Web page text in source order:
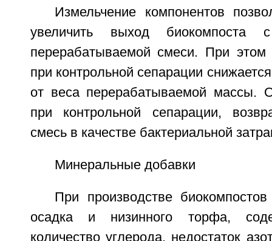
Измельчение компонентов
увеличить выход
перерабатываемой смеси. При этом
при контрольной сепарации
от веса перерабатываемой массы.
при контрольной сепарации,
смесь в качестве бактериальной
Минеральные добавки
При производстве
осадка и низинного торфа,
количество углерода, недостаток